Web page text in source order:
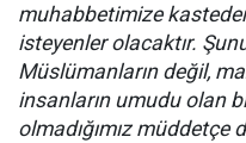
muhabbetimize
isteyenler olacaktır.
Müslümanların değil,
insanların umudu olan
olmadığımız müddetçe